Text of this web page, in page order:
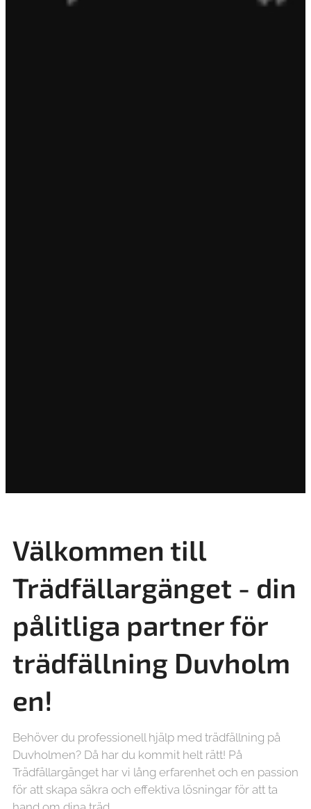
Välkommen till
Trädfällargänget - din
pålitliga partner för
trädfällning Duvholm
en!
Behöver du professionell hjälp med trädfällning på
Duvholmen? Då har du kommit helt rätt! På
Trädfällargänget har vi lång erfarenhet och en passion
för att skapa säkra och effektiva lösningar för att ta